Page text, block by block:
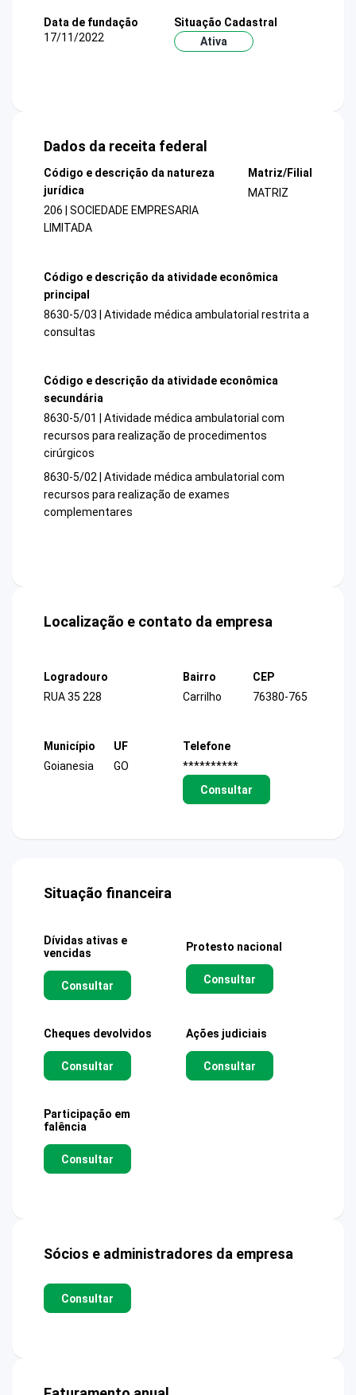
Data de fundação
17/11/2022
Situação Cadastral
Ativa
Dados da receita federal
Código e descrição da natureza
jurídica
206 | SOCIEDADE EMPRESARIA
LIMITADA
Matriz/Filial
MATRIZ
Código e descrição da atividade econômica
principal
8630-5/03 | Atividade médica ambulatorial restrita a
consultas
Código e descrição da atividade econômica
secundária
8630-5/01 | Atividade médica ambulatorial com
recursos para realização de procedimentos
cirúrgicos
8630-5/02 | Atividade médica ambulatorial com
recursos para realização de exames
complementares
Localização e contato da empresa
Logradouro
RUA 35 228
Bairro
Carrilho
CEP
76380-765
Município
Goianesia
UF
GO
Telefone
**********
Consultar
Situação financeira
Dívidas ativas e
vencidas
Consultar
Protesto nacional
Consultar
Cheques devolvidos
Consultar
Ações judiciais
Consultar
Participação em
falência
Consultar
Sócios e administradores da empresa
Consultar